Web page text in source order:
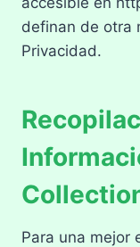
definan de otra
Privacidad.
Para una mejor